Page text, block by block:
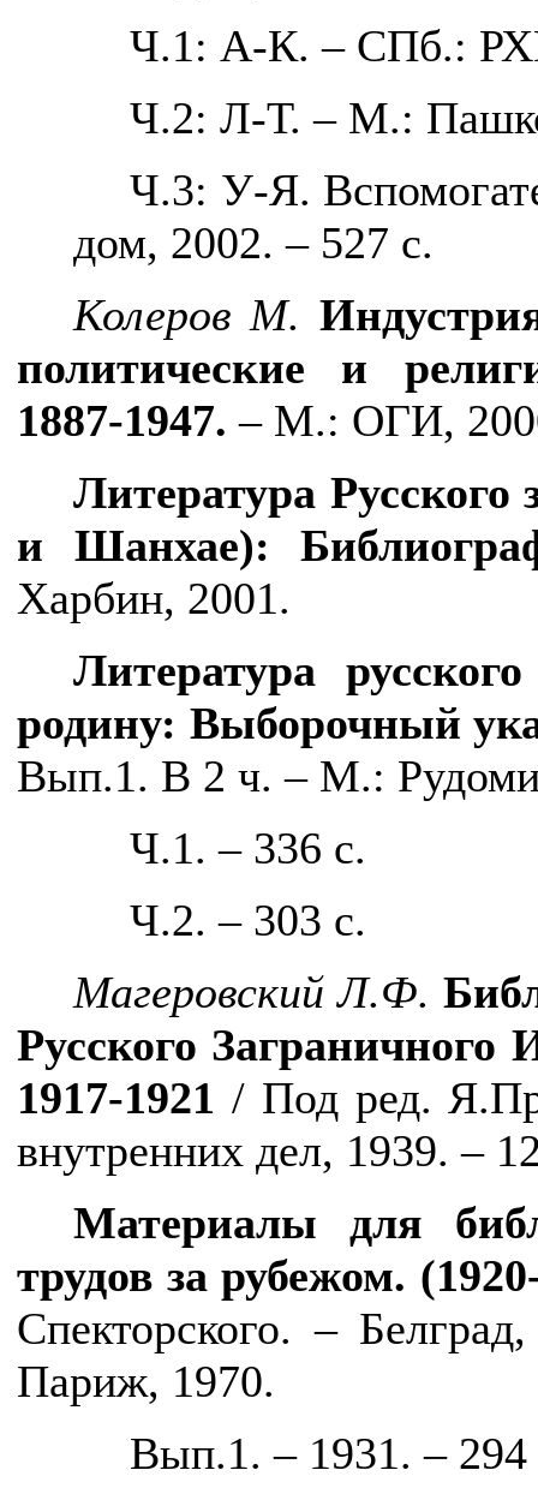
Ч.1: А-К. – СПб.:
Ч.2: Л-Т. – М.:
Ч.3: У-Я.
дом, 2002. – 527 с.
Колеров М.
политические и
1887-1947. – М.: ОГИ,
Литература
и Шанхае):
Харбин, 2001.
Литература
родину: Выборочный
Вып.1. В 2 ч. – М.:
Ч.1. – 336 с.
Ч.2. – 303 с.
Магеровский Л.Ф.
Русского Заграничного
1917-1921 / Под ред.
внутренних дел, 1939. –
Материалы для
трудов за рубежом.
Спекторского. –
Париж, 1970.
Вып.1. – 1931. – 294